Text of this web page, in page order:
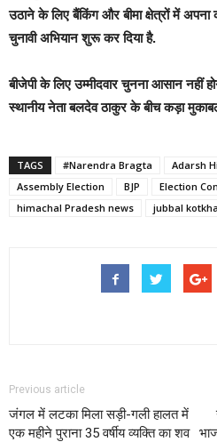
उठाने के लिए बैंकिंग और बीमा क्षेत्रों में अपना
चुनावी अभियान शुरू कर दिया है.
बीजेपी के लिए उम्मीदवार चुनना आसान नहीं
स्थानीय नेता बलदेव ठाकुर के बीच कड़ा
TAGS #Narendra Bragta
Adarsh
Assembly Election
BJP Election
himachal Pradesh news
jubbal
Previous article
जंगल में लटका मिला सड़ी-गली हालत में
एक महीने पुराना 35 वर्षीय व्यक्ति का शव